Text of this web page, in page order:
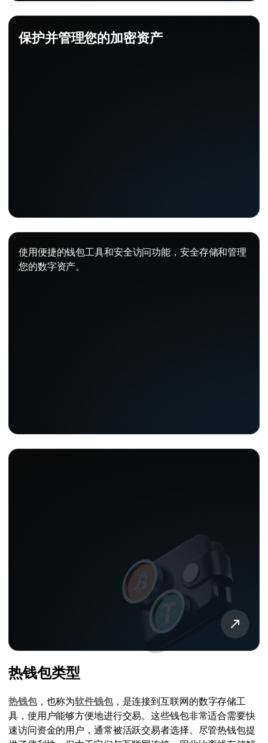
保护并管理您的加密资产
使用便捷的钱包工具和安全访问功能，安全存储和管理
您的数字资产。
热钱包类型
热钱包，也称为软件钱包，是连接到互联网的数字存储工
具，使用户能够方便地进行交易。这些钱包非常适合需要快
速访问资金的用户，通常被活跃交易者选择。尽管热钱包提